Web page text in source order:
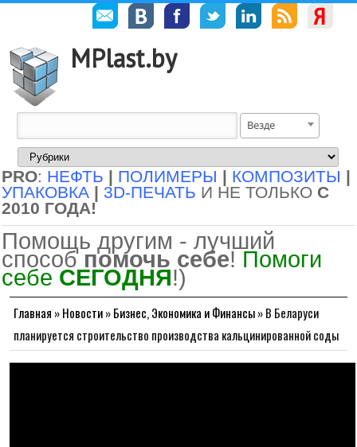
MPlast.by
Везде
PRO: НЕФТЬ | ПОЛИМЕРЫ | КОМПОЗИТЫ |
УПАКОВКА | 3D-ПЕЧАТЬ И НЕ ТОЛЬКО С
2010 ГОДА!
Помощь другим - лучший
способ помочь себе! Помоги
себе СЕГОДНЯ!)
Главная »Новости»Бизнес, Экономика и Финансы»В Беларуси
планируется строительство производства кальцинированной соды